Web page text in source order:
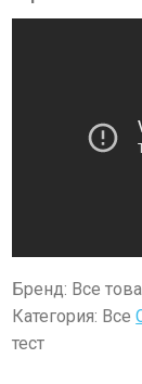
Бренд: Все
Категория: Все
тест